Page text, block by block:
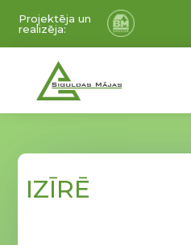
Projektēja un
realizēja:
IZĪRĒ